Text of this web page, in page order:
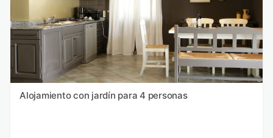
Alojamiento con jardín para 4 personas